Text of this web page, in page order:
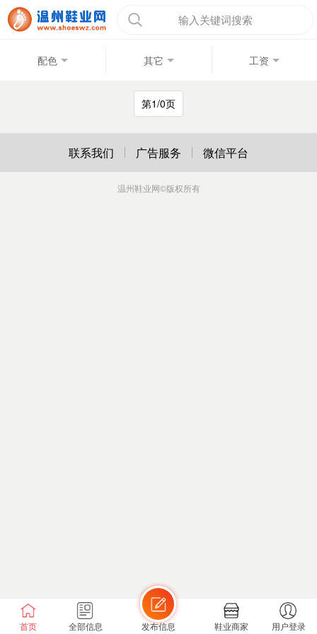
输入关键词搜索
配色 其它 工资
第1/0页
首页 全部信息 发布信息 鞋业商家 用户登录
联系我们 广告服务 微信平台
温州鞋业网©版权所有